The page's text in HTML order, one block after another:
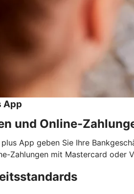
App
und Online-
App geben Sie Ihre
Zahlungen mit Mastercard